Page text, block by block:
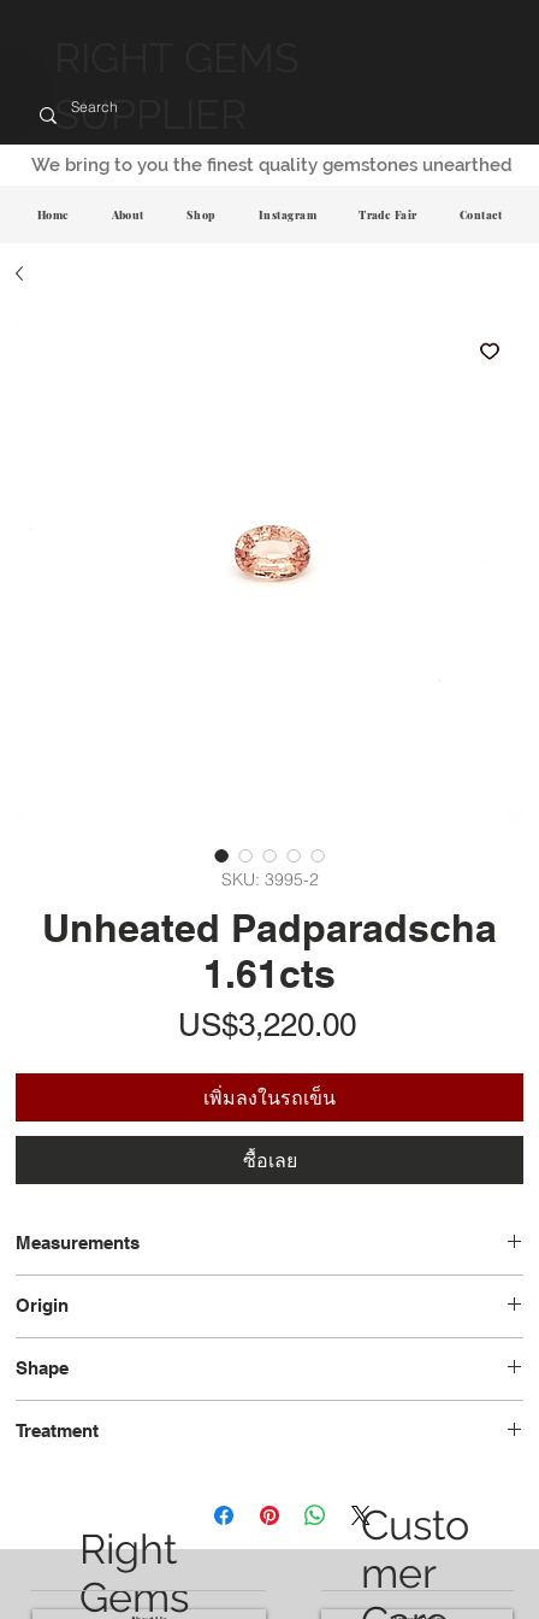
SUPPLIER
SKU: 3995-2
Unheated Padparadscha
1.61cts
US$3,220.00ราคา
เพิ่มลงในรถเข็น
ซื้อเลย
Measurements
Origin
Shape
Treatment
We bring to you the finest quality gemstones unearthed
Home About Shop Instagram Trade Fair Contact
Right
Gems
Custo
mer